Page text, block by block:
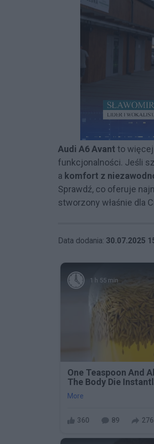
Audi A6 Avant to
funkcjonalności. Jeśli
a komfort z
Sprawdź, co oferuje
stworzony właśnie dla
Data dodania: 30.07.2025
1 h 55 min
One Teaspoon And
The Body Die
More
360 89 276